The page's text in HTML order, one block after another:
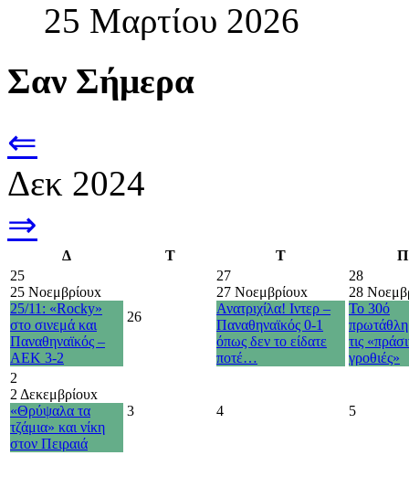
25 Μαρτίου 2026
Σαν Σήμερα
⇐
Δεκ 2024
⇒
Δ Τ Τ
Π
25
25 Νοεμβρίουx
25/11: «Rocky»
στο σινεμά και
Παναθηναϊκός –
ΑΕΚ 3-2
26
27
27 Νοεμβρίουx
Ανατριχίλα! Ιντερ –
Παναθηναϊκός 0-1
όπως δεν το είδατε
ποτέ…
28
28
Το 30ό
τις
γροθιές»
2
2 Δεκεμβρίουx
«Θρύψαλα τα
τζάμια» και νίκη
στον Πειραιά
3 4 5